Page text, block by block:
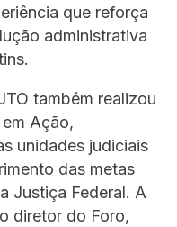
que reforça
administrativa
também realizou
Ação,
unidades judiciais
das metas
Justiça Federal. A
diretor do Foro,